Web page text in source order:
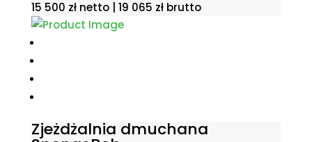
15 500 zł netto | 19 065 złbrutto
Zjeżdżalnia dmuchana